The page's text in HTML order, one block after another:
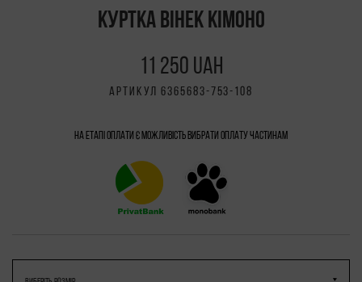
КУРТКА ВІНЕК КІМОНО
11 250 UAH
АРТИКУЛ 6365683-753-108
На етапі оплати є можливість вибрати Оплату частинам